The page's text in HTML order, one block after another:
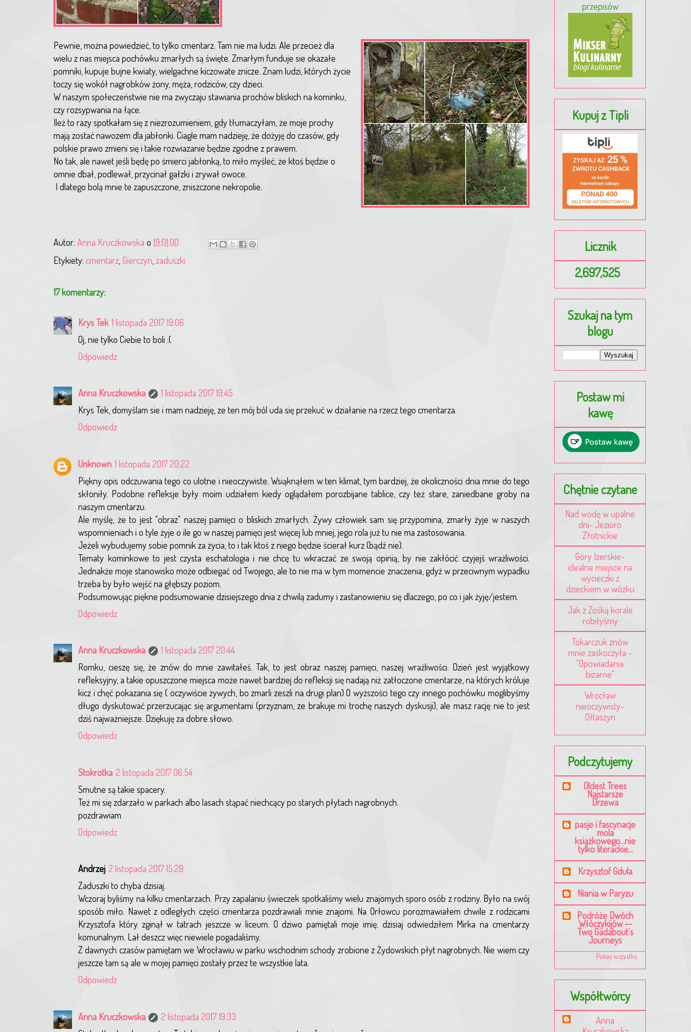
Pewnie, można powiedzieć, to tylko cmentarz. Tam nie ma ludzi. Ale przecież dla
wielu z nas miejsca pochówku zmarłych są święte. Zmarłym funduje sie okazałe
pomniki, kupuje bujne kwiaty, wielgachne kiczowate znicze. Znam ludzi, których życie
toczy się wokół nagrobków żony, męża, rodziców, czy dzieci.
W naszym społeczeństwie nie ma zwyczaju stawiania prochów bliskich na kominku,
czy rozsypwania na łące.
Ileż to razy spotkałam się z niezrozumieniem, gdy tłumaczyłam, że moje prochy
mają zostać nawozem dla jabłonki. Ciagle mam nadzieję, że dożyję do czasów, gdy
polskie prawo zmieni się i takie rozwiazanie będzie zgodne z prawem.
No tak, ale nawet jeśli będę po śmierci jabłonką, to miło myśleć, że ktoś będzie o
omnie dbał, podlewał, przycinał gałzki i zrywał owoce.
I dlatego bolą mnie te zapuszczone, zniszczone nekropolie.
Autor: Anna Kruczkowska o 19:01:00
Etykiety: cmentarz Gierczyn zaduszki
17 komentarzy:
Krys Tek 1 listopada 2017 19:06
Oj, nie tylko Ciebie to boli :(
Odpowiedz
Anna Kruczkowska
1 listopada 2017 19:45
Krys Tek, domyślam sie i mam nadzieję, ze ten mój ból uda się przekuć w działanie na rzecz tego cmentarza.
Odpowiedz
Unknown 1 listopada 2017 20:22
Piękny opis odczuwania tego co ulotne i nieoczywiste. Wsiąknąłem w ten klimat, tym bardziej, że okoliczności dnia mnie do tego
skłoniły. Podobne refleksje były moim udziałem kiedy oglądałem porozbijane tablice, czy też stare, zaniedbane groby na
naszym cmentarzu.
Ale myślę, że to jest "obraz" naszej pamięci o bliskich zmarłych. Żywy człowiek sam się przypomina, zmarły żyje w naszych
wspomnieniach i o tyle żyje o ile go w naszej pamięci jest więcej lub mniej, jego rola już tu nie ma zastosowania.
Jeżeli wybudujemy sobie pomnik za życia, to i tak ktoś z niego będzie ścierał kurz (bądź nie).
Tematy kominkowe to jest czysta eschatologia i nie chcę tu wkraczać ze swoją opinią, by nie zakłócić czyjejś wrażliwości.
Jednakże moje stanowisko może odbiegać od Twojego, ale to nie ma w tym momencie znaczenia, gdyż w przeciwnym wypadku
trzeba by było wejść na głębszy poziom.
Podsumowując piękne podsumowanie dzisiejszego dnia z chwilą zadumy i zastanowieniu się dlaczego, po co i jak żyję/jestem.
Odpowiedz
Anna Kruczkowska
1 listopada 2017 20:44
Romku, cieszę się, że znów do mnie zawitałeś. Tak, to jest obraz naszej pamięci, naszej wrażliwości. Dzień jest wyjątkowy
refleksyjny, a takie opuszczone miejsca może nawet bardziej do refleksji się nadają niż zatłoczone cmentarze, na których króluje
kicz i chęć pokazania się ( oczywiście żywych, bo zmarli zeszli na drugi plan) O wyższości tego czy innego pochówku moglibyśmy
długo dyskutować przerzucając się argumentami (przyznam, ze brakuje mi trochę naszych dyskusji), ale masz rację nie to jest
dziś najważniejsze. Dziękuję za dobre słowo.
Odpowiedz
Stokrotka 2 listopada 2017 06:54
Smutne są takie spacery.
Też mi się zdarzało w parkach albo lasach stąpać niechcący po starych płytach nagrobnych.
pozdrawiam
Odpowiedz
Andrzej 2 listopada 2017 15:28
Zaduszki to chyba dzisiaj.
Wczoraj byliśmy na kilku cmentarzach. Przy zapalaniu świeczek spotkaliśmy wielu znajomych sporo osób z rodziny. Było na swój
sposób miło. Nawet z odległych części cmentarza pozdrawiali mnie znajomi. Na Orłowcu porozmawiałem chwile z rodzicami
Krzysztofa który zginął w tatrach jeszcze w liceum. O dziwo pamiętali moje imię. dzisiaj odwiedziłem Mirka na cmentarzy
komunalnym. Lał deszcz więc niewiele pogadaliśmy.
Z dawnych czasów pamiętam we Wrocławiu w parku wschodnim schody zrobione z Żydowskich płyt nagrobnych. Nie wiem czy
jeszcze tam są ale w mojej pamięci zostały przez te wszystkie lata.
Odpowiedz
Anna Kruczkowska
2 listopada 2017 19:33
przepisów
Kupuj z Tipli
Licznik
2,697,525
Szukaj na tym
blogu
Postaw mi
kawę
Chętnie czytane
Nad wodę w upalne
dni- Jezioro
Złotnickie
Góry Izerskie-
idealne miejsce na
wycieczki z
dzieckiem w wózku
Jak z Zośką korale
robiłyśmy
Tokarczuk znów
mnie zaskoczyła -
"Opowiadania
bizarne"
Wrocław
nieoczywisty-
Ołtaszyn
Podczytujemy
Oldest Trees
Najstarsze
Drzewa
pasje i fascynacje
mola
książkowego...nie
tylko literackie...
Krzysztof Gdula
Niania w Paryzu
Podróże Dwóch
Włóczykijów ~~
Two Gadabout's
Journeys
Pokaż wszystko
Współtwórcy
Anna